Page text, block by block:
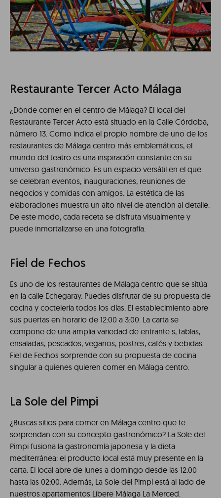
Restaurante Tercer Acto Málaga
¿Dónde comer en el centro de Málaga? El local del
Restaurante Tercer Acto está situado en la Calle Córdoba,
número 13. Como indica el propio nombre de uno de los
restaurantes de Málaga centro más emblemáticos, el
mundo del teatro es una inspiración constante en su
universo gastronómico. Es un espacio versátil en el que
se celebran eventos, inauguraciones, reuniones de
negocios y comidas con amigos. La estética de las
elaboraciones muestra un alto nivel de atención al detalle.
De este modo, cada receta se disfruta visualmente y
puede inmortalizarse en una fotografía.
Fiel de Fechos
Es uno de los restaurantes de Málaga centro que se sitúa
en la calle Echegaray. Puedes disfrutar de su propuesta de
cocina y coctelería todos los días. El establecimiento abre
sus puertas en horario de 12:00 a 3:00. La carta se
compone de una amplia variedad de entrante s, tablas,
ensaladas, pescados, veganos, postres, cafés y bebidas.
Fiel de Fechos sorprende con su propuesta de cocina
singular a quienes quieren comer en Málaga centro.
La Sole del Pimpi
¿Buscas sitios para comer en Málaga centro que te
sorprendan con su concepto gastronómico? La Sole del
Pimpi fusiona la gastronomía japonesa y la dieta
mediterránea: el producto local está muy presente en la
carta. El local abre de lunes a domingo desde las 12.00
hasta las 02:00. Además, La Sole del Pimpi está al lado de
nuestros apartamentos Líbere Málaga La Merced.